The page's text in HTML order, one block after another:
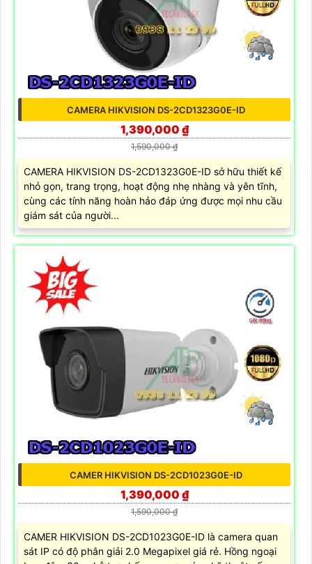
CAMERA HIKVISION DS-2CD1323G0E-ID
1,390,000 ₫
1,590,000 ₫
CAMERA HIKVISION DS-2CD1323G0E-ID sở hữu thiết kế
nhỏ gọn, trang trọng, hoạt động nhẹ nhàng và yên tĩnh,
cùng các tính năng hoàn hảo đáp ứng được mọi nhu cầu
giám sát của người...
CAMER HIKVISION DS-2CD1023G0E-ID
1,390,000 ₫
1,590,000 ₫
CAMER HIKVISION DS-2CD1023G0E-ID là camera quan
sát IP có độ phân giải 2.0 Megapixel giá rẻ. Hồng ngoại